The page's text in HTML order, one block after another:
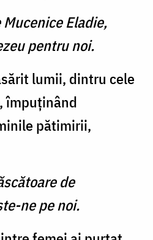
Eladie,
pentru noi.
lumii, dintru cele
împuţinând
pătimirii,
de
ne pe noi.